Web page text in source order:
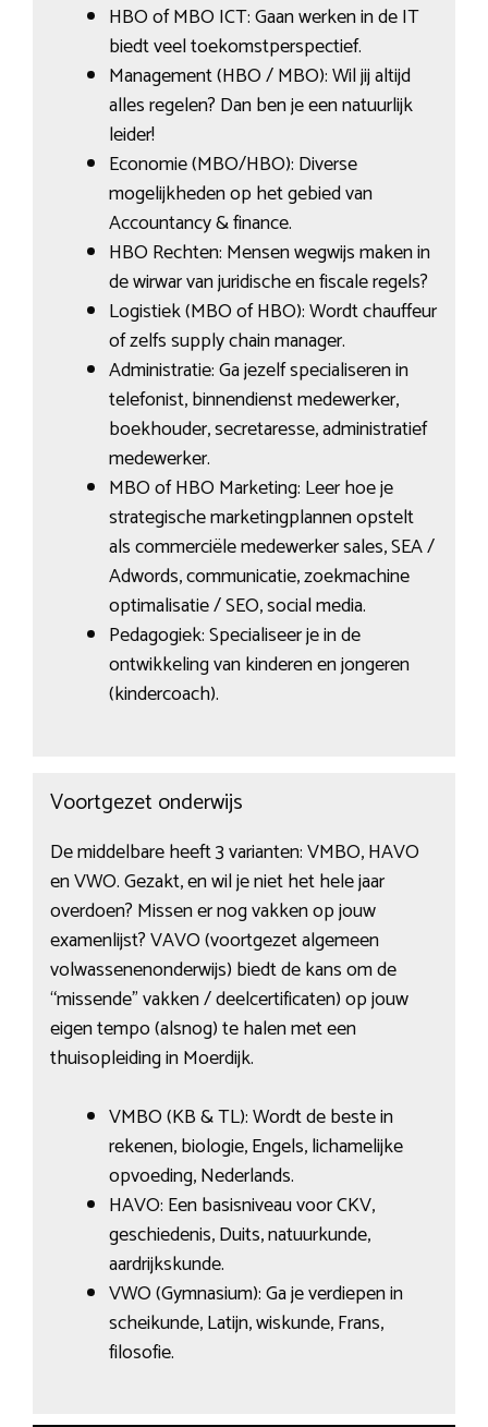
HBO of MBO ICT: Gaan werken in de IT
biedt veel toekomstperspectief.
Management (HBO / MBO): Wil jij altijd
alles regelen? Dan ben je een natuurlijk
leider!
Economie (MBO/HBO): Diverse
mogelijkheden op het gebied van
Accountancy & finance.
HBO Rechten: Mensen wegwijs maken in
de wirwar van juridische en fiscale regels?
Logistiek (MBO of HBO): Wordt chauffeur
of zelfs supply chain manager.
Administratie: Ga jezelf specialiseren in
telefonist, binnendienst medewerker,
boekhouder, secretaresse, administratief
medewerker.
MBO of HBO Marketing: Leer hoe je
strategische marketingplannen opstelt
als commerciële medewerker sales, SEA /
Adwords, communicatie, zoekmachine
optimalisatie / SEO, social media.
Pedagogiek: Specialiseer je in de
ontwikkeling van kinderen en jongeren
(kindercoach).
Voortgezet onderwijs
De middelbare heeft 3 varianten: VMBO, HAVO
en VWO. Gezakt, en wil je niet het hele jaar
overdoen? Missen er nog vakken op jouw
examenlijst? VAVO (voortgezet algemeen
volwassenenonderwijs) biedt de kans om de
“missende” vakken / deelcertificaten) op jouw
eigen tempo (alsnog) te halen met een
thuisopleiding in Moerdijk.
VMBO (KB & TL): Wordt de beste in
rekenen, biologie, Engels, lichamelijke
opvoeding, Nederlands.
HAVO: Een basisniveau voor CKV,
geschiedenis, Duits, natuurkunde,
aardrijkskunde.
VWO (Gymnasium): Ga je verdiepen in
scheikunde, Latijn, wiskunde, Frans,
filosofie.